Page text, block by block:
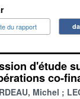
du rapport
d'étude
co-
Michel